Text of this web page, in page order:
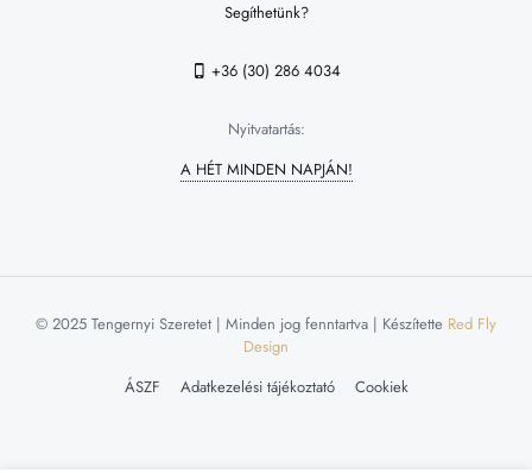
Segíthetünk?
+36 (30) 286 4034
Nyitvatartás:
A HÉT MINDEN NAPJÁN!
© 2025 Tengernyi Szeretet | Minden jog fenntartva | Készítette Red Fly
Design
ÁSZF
Adatkezelési tájékoztató Cookiek